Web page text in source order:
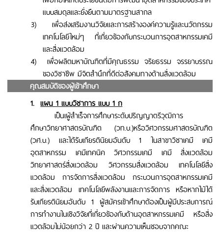
แบบสมดุลและยั่งยืนตามมาตรฐานสากล
3)
เพื่อส่งเสริมงานวิจัยและการสร้างองค์ความรู้และนวัตกรรม
เทคโนโลยีใหม่ๆ ที่เกี่ยวข้องกับกระบวนการอุตสาหกรรมเคมี
และสิ่งแวดล้อม
4)
เพื่อผลิตมหาบัณฑิตที่มีคุณธรรม จริยธรรม จรรยาบรรณ
ของวิชาชีพ มีจิตสำนึกที่ดีต่อสังคมทางด้านสิ่งแวดล้อม
คุณสมบัติของผู้เข้าศึกษา
1. แผน 1 แบบวิชาการ แบบ 1 ก
เป็นเผู้สำเร็จการศึกษาระดับปริญญาตรีวุฒิการ
ศึกษาวิทยาศาสตรบัณฑิต (วท.บ.)หรือวิศวกรรมศาสตรบัณฑิต
(วศ.บ.) และได้รับเกียรตินิยมอันดับ 1 ในสาขาวิชาเคมี เคมี
อุตสาหกรรม เคมีเทคนิค วิศวกรรมเคมี เคมี สิ่งแวดล้อม
วิทยาศาสตร์สิ่งแวดล้อม วิศวกรรมสิ่งแวดล้อม เทคโนโลยีสิ่ง
แวดล้อม การจัดการสิ่งแวดล้อม กระบวนการอุตสาหกรรมเคมี
และสิ่งแวดล้อม เทคโนโลยีพลังงานและการจัดการ หรือหากไม้ได้
รับเกียรตินิยมอันดับ 1 ผู้สมัครเข้าศึกษาต้องเป็นผู้มีประสบการณ์
การทำงานในเชิงวิจัยที่เกี่ยวข้องกับด้านอุตสาหกรรมเคมี หรือสิ่ง
แวดล้อมไม่น้อยกว่า 2 ปี และผ่านความเห็นชอบจากคณะ